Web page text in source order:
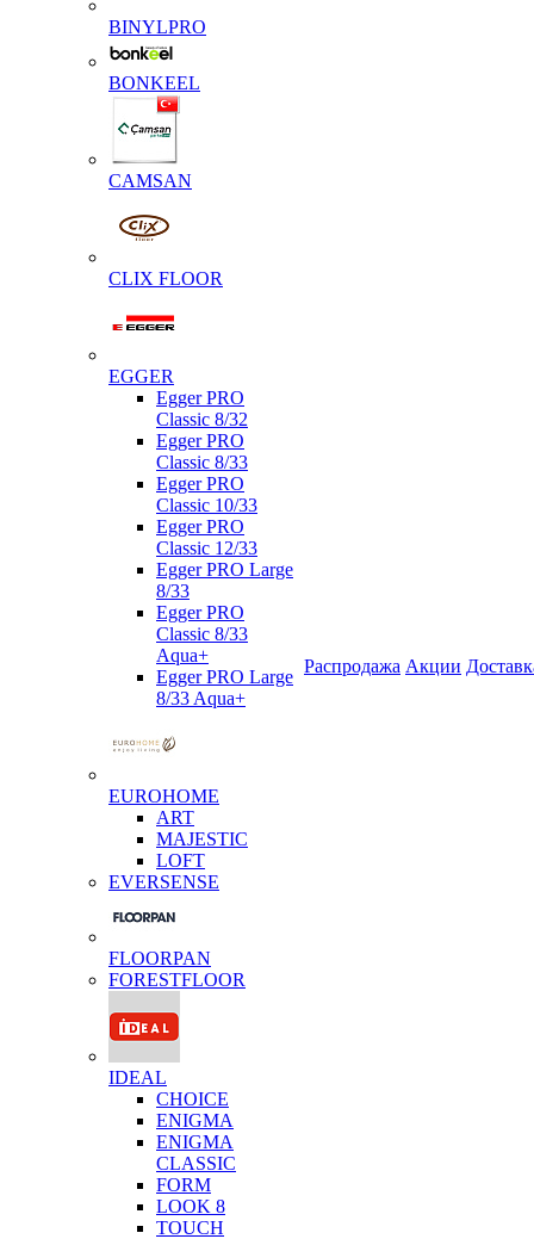
BINYLPRO
BONKEEL
CAMSAN
CLIX FLOOR
EGGER
Egger PRO
Classic 8/32
Egger PRO
Classic 8/33
Egger PRO
Classic 10/33
Egger PRO
Classic 12/33
Egger PRO Large
8/33
Egger PRO
Classic 8/33
Aqua+
Egger PRO Large
8/33 Aqua+
EUROHOME
ART
MAJESTIC
LOFT
EVERSENSE
FLOORPAN
FORESTFLOOR
IDEAL
CHOICE
ENIGMA
ENIGMA
CLASSIC
FORM
LOOK 8
TOUCH
Распродажа Акции